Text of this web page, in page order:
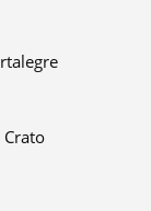
Crato